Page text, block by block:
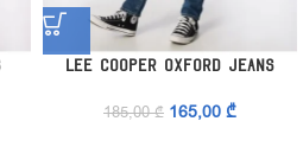
LEE COOPER OXFORD JEANS
185,00₾ 165,00 ₾